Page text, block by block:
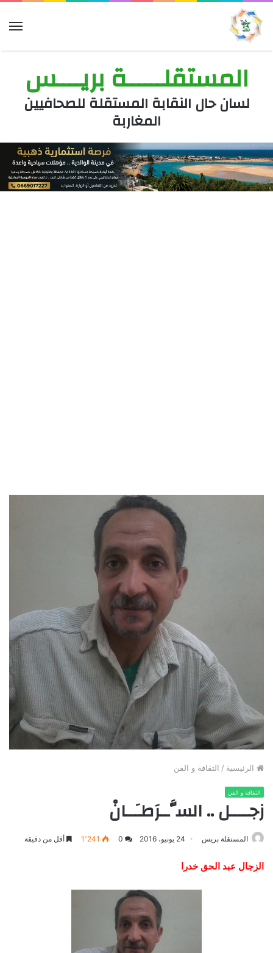
المستقلــــــة بريــــس
لسان حال النقابة المستقلة للصحافيين
المغاربة
الرئيسية / الثقافة و الفن
الثقافة و الفن
زجــــل .. السَّــرَطـَــانْ
المستقلة بريس 24 يونيو، 2016 0 1٬241 أقل من دقيقة
الزجال عبد الحق خدرا